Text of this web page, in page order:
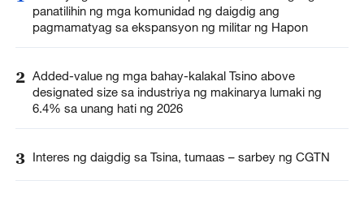
panatilihin ng mga komunidad ng daigdig ang
pagmamatyag sa ekspansyon ng militar ng Hapon
2 Added-value ng mga bahay-kalakal Tsino above
designated size sa industriya ng makinarya lumaki ng
6.4% sa unang hati ng 2026
3 Interes ng daigdig sa Tsina, tumaas – sarbey ng CGTN